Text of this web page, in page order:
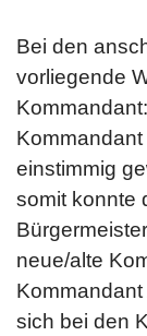
Bei den
vorliegende
einstimmig
somit konnte
neue/alte
sich bei den